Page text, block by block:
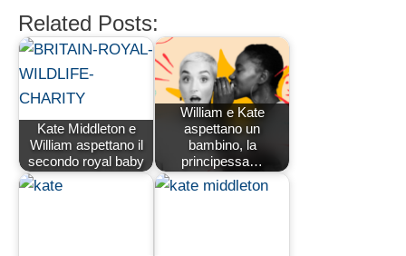
Related Posts:
Kate Middleton e
William aspettano il
secondo royal baby
William e Kate
aspettano un
bambino, la
principessa…